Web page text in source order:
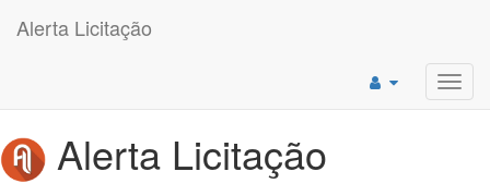
Alerta Licitação
Alerta Licitação